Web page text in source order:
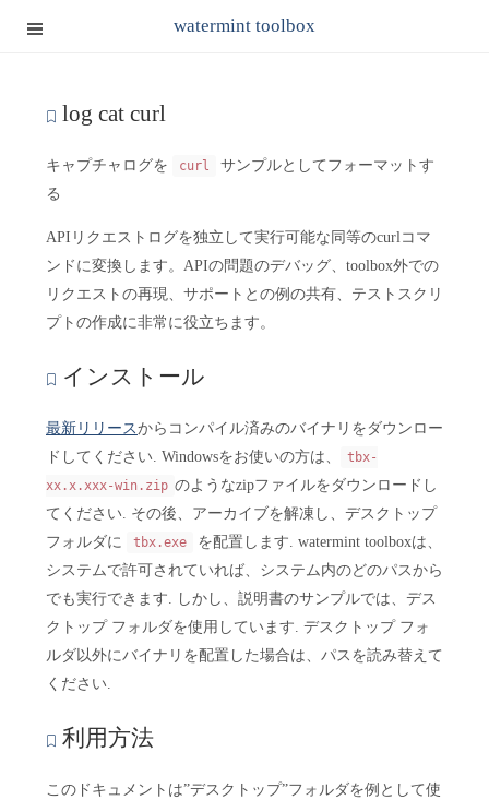
watermint toolbox
log cat curl
キャプチャログを curl
サンプルとしてフォーマットす
る
APIリクエストログを独立して実行可能な同等のcurlコマ
ンドに変換します。APIの問題のデバッグ、toolbox外での
リクエストの再現、サポートとの例の共有、テストスクリ
プトの作成に非常に役立ちます。
インストール
最新リリースからコンパイル済みのバイナリをダウンロー
ドしてください. Windowsをお使いの方は、
tbx-
xx.x.xxx-win.zip のようなzipファイルをダウンロードし
てください. その後、アーカイブを解凍し、デスクトップ
フォルダに
tbx.exe
を配置します. watermint toolboxは、
システムで許可されていれば、システム内のどのパスから
でも実行できます. しかし、説明書のサンプルでは、デス
クトップ フォルダを使用しています. デスクトップ フォ
ルダ以外にバイナリを配置した場合は、パスを読み替えて
ください.
利用方法
このドキュメントは”デスクトップ”フォルダを例として使